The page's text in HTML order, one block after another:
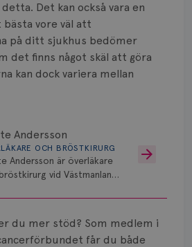
Det kan också vara en
vore väl att
på ditt sjukhus bedömer
det finns något skäl att göra
kan dock variera mellan
Andersson
OCH BRÖSTKIRURG
Andersson är överläkare
vid Västmanlands
du mer stöd? Som medlem i
får du både